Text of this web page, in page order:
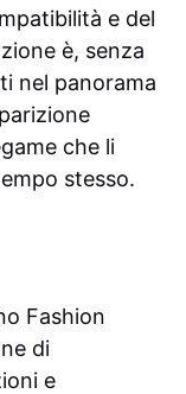
e del
è, senza
nel panorama
che li
stesso.
Fashion
di
e